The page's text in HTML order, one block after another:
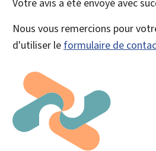
Nous vous remercions pour
d'utiliser le formulaire de